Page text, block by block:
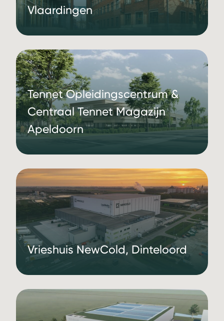
Vlaardingen
Tennet Opleidingscentrum &
Centraal Tennet Magazijn
Apeldoorn
Vrieshuis NewCold, Dinteloord